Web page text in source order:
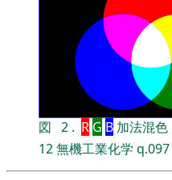
図 2 . R G B 加法混色
12無機工業化学 q.097